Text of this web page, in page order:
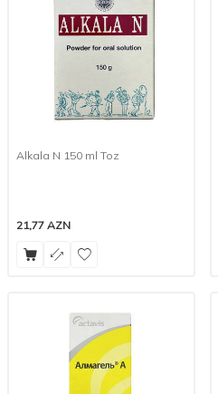
Alkala N 150 ml Toz
21,77 AZN